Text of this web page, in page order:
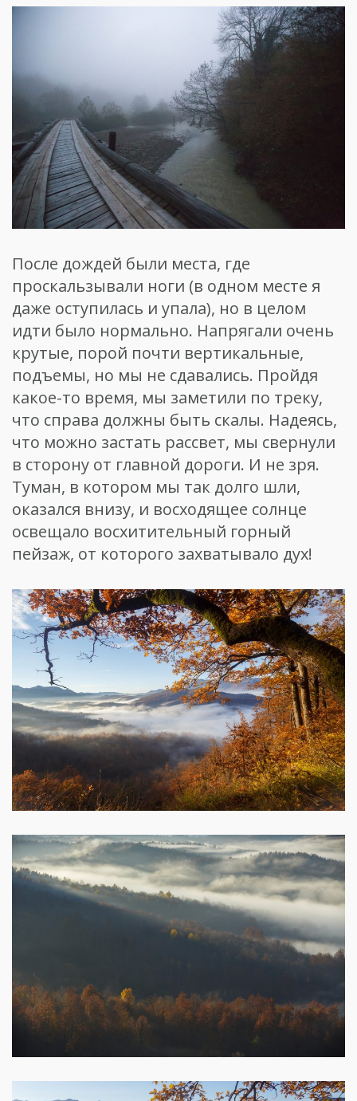
После дождей были места, где
проскальзывали ноги (в одном месте я
даже оступилась и упала), но в целом
идти было нормально. Напрягали очень
крутые, порой почти вертикальные,
подъемы, но мы не сдавались. Пройдя
какое-то время, мы заметили по треку,
что справа должны быть скалы. Надеясь,
что можно застать рассвет, мы свернули
в сторону от главной дороги. И не зря.
Туман, в котором мы так долго шли,
оказался внизу, и восходящее солнце
освещало восхитительный горный
пейзаж, от которого захватывало дух!